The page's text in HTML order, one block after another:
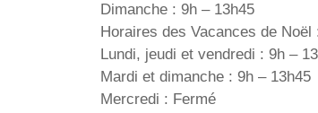
Dimanche : 9h – 13h45
Horaires des Vacances de Noël
Lundi, jeudi et vendredi : 9h –
Mardi et dimanche : 9h – 13h45
Mercredi : Fermé